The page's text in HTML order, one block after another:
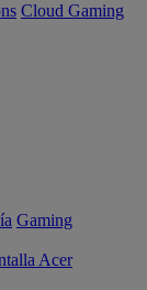
Cloud Gaming
Gaming
Acer